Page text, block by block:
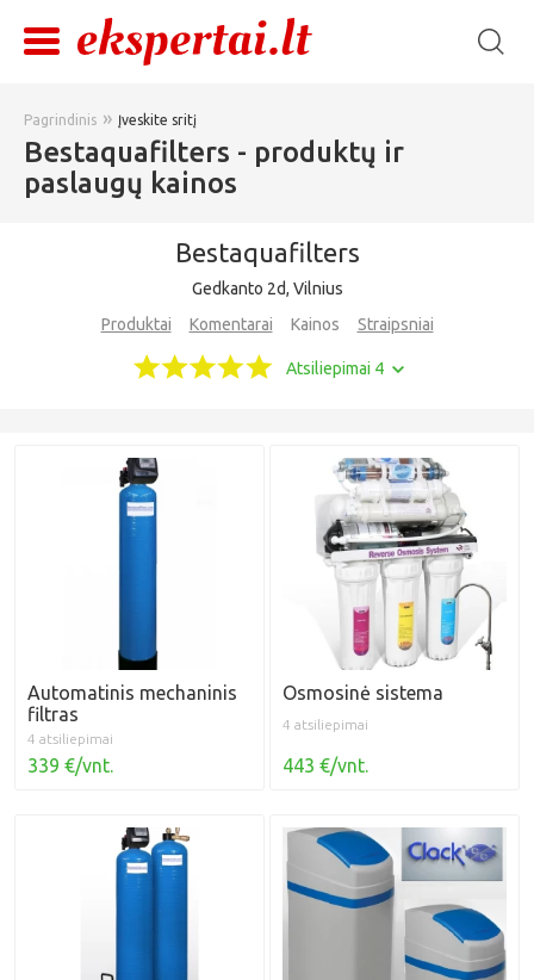
Pagrindinis » Įveskite sritį
Bestaquafilters - produktų ir
paslaugų kainos
Bestaquafilters
Gedkanto 2d, Vilnius
Produktai
Komentarai Kainos Straipsniai
Atsiliepimai 4
Automatinis mechaninis
filtras
4 atsiliepimai
339 €/vnt.
Osmosinė sistema
4 atsiliepimai
443 €/vnt.